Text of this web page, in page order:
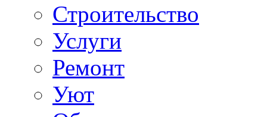
Строительство
Услуги
Ремонт
Уют